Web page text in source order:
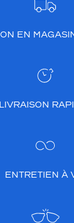
EN
LIVRAISON
ENTRETIEN À